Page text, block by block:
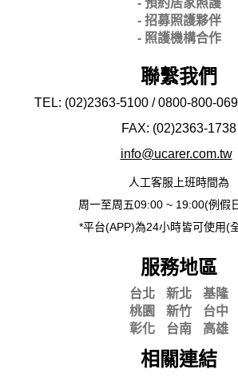
- 預約居家照護
- 招募照護夥伴
- 照護機構合作
聯繫我們
TEL: (02)2363-5100 / 0800-800-
FAX: (02)2363-1738
info@ucarer.com.tw
人工客服上班時間為
周一至周五09:00 ~ 19:00(例假
*平台(APP)為24小時皆可使用(
服務地區
台北 新北
基隆
桃園
新竹
台中
彰化
台南 高雄
相關連結